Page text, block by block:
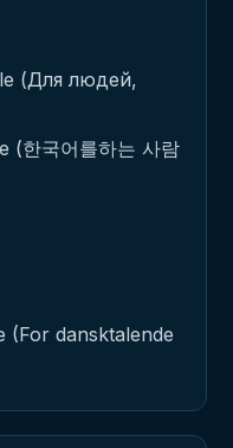
(Для людей,
(한국어를하는 사람
(For dansktalende